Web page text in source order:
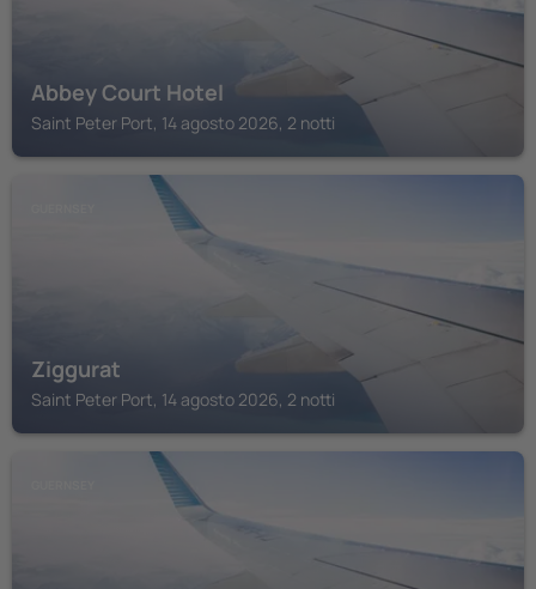
Abbey Court Hotel
Saint Peter Port, 14 agosto 2026, 2 notti
Ziggurat
Saint Peter Port, 14 agosto 2026, 2 notti